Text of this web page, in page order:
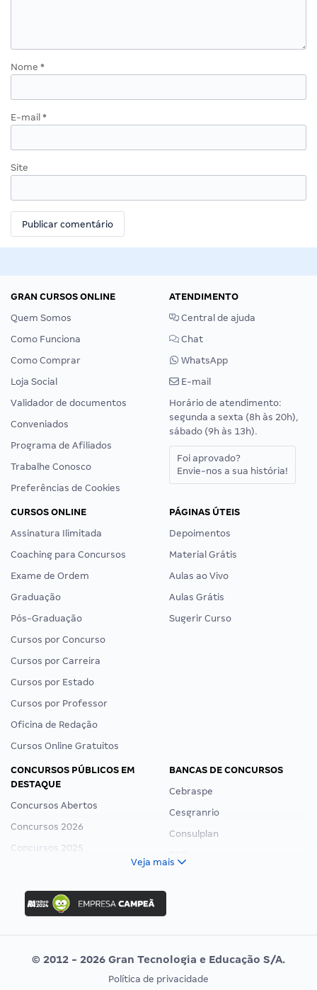
Nome *
E-mail *
Site
GRAN CURSOS ONLINE
Quem Somos
Como Funciona
Como Comprar
Loja Social
Validador de documentos
Conveniados
Programa de Afiliados
Trabalhe Conosco
Preferências de Cookies
ATENDIMENTO
Central de ajuda
Chat
WhatsApp
E-mail
Horário de atendimento:
segunda a sexta (8h às 20h),
sábado (9h às 13h).
Foi aprovado?
Envie-nos a sua história!
CURSOS ONLINE
Assinatura Ilimitada
Coaching para Concursos
Exame de Ordem
Graduação
Pós-Graduação
Cursos por Concurso
Cursos por Carreira
Cursos por Estado
Cursos por Professor
Oficina de Redação
Cursos Online Gratuitos
PÁGINAS ÚTEIS
Depoimentos
Material Grátis
Aulas ao Vivo
Aulas Grátis
Sugerir Curso
CONCURSOS PÚBLICOS EM
DESTAQUE
Concursos Abertos
Concursos 2026
Concursos 2025
Concurso Ibama
Concurso MPU
Editais publicados
BANCAS DE CONCURSOS
Cebraspe
Cesgranrio
Consulplan
Vunesp
CONCURSOS POR PROFISSÃO EXAME DE ORDEM
Veja mais
© 2012 - 2026 Gran Tecnologia e Educação S/A.
Política de privacidade